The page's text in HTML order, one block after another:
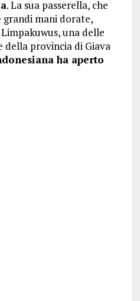
. La sua passerella, che
grandi mani dorate,
una delle
provincia di Giava
ha aperto